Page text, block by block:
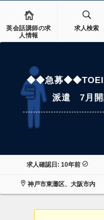
英会話講師の求
人情報
求人検索
◆◆急募
派遣 7月開
求人確認日: 10年前
神戸市東灘区、大阪市内